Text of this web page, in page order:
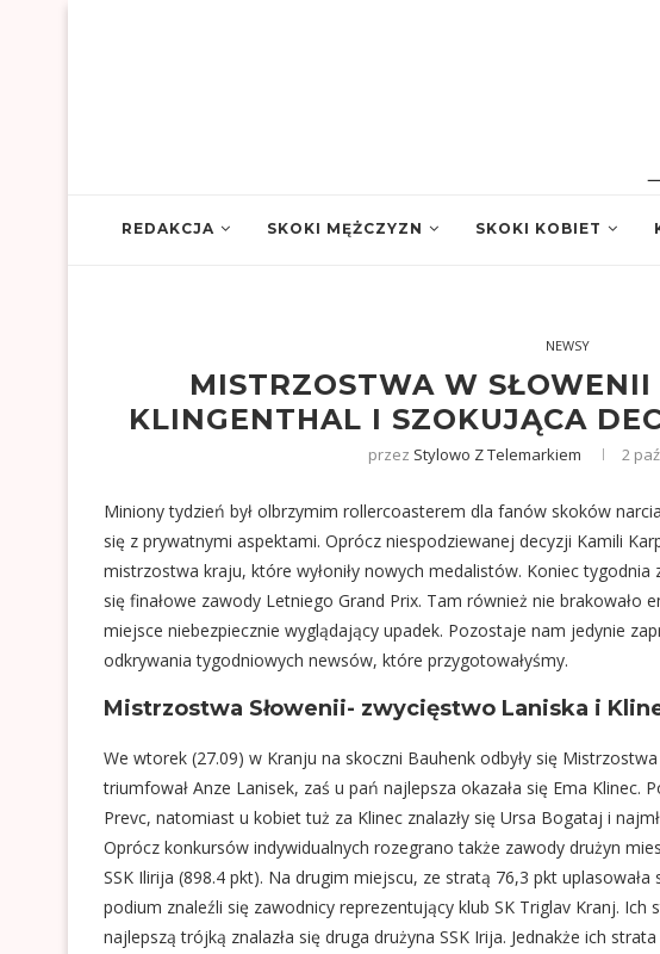
REDAKCJA SKOKI MĘŻCZYZN SKOKI KOBIET
NEWSY
MISTRZOSTWA W
KLINGENTHAL I SZOKUJĄCA
przez Stylowo Z Telemarkiem 2
Miniony tydzień był olbrzymim rollercoasterem dla fanów skoków
się z prywatnymi aspektami. Oprócz niespodziewanej decyzji Kamili
mistrzostwa kraju, które wyłoniły nowych medalistów. Koniec tygodnia
się finałowe zawody Letniego Grand Prix. Tam również nie brakowało
miejsce niebezpiecznie wyglądający upadek. Pozostaje nam jedynie
odkrywania tygodniowych newsów, które przygotowałyśmy.
Mistrzostwa Słowenii- zwycięstwo Laniska i
We wtorek (27.09) w Kranju na skoczni Bauhenk odbyły się
triumfował Anze Lanisek, zaś u pań najlepsza okazała się Ema Klinec.
Prevc, natomiast u kobiet tuż za Klinec znalazły się Ursa Bogataj i
Oprócz konkursów indywidualnych rozegrano także zawody drużyn
SSK Ilirija (898.4 pkt). Na drugim miejscu, ze stratą 76,3 pkt
podium znaleźli się zawodnicy reprezentujący klub SK Triglav Kranj. Ich
najlepszą trójką znalazła się druga drużyna SSK Irija. Jednakże ich